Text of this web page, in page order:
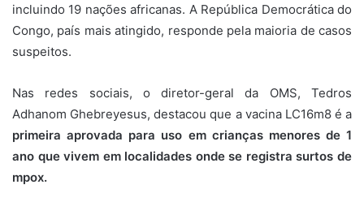
incluindo 19 nações africanas. A República Democrática do
Congo, país mais atingido, responde pela maioria de casos
suspeitos.
Nas redes sociais, o diretor-geral da OMS, Tedros
Adhanom Ghebreyesus, destacou que a vacina LC16m8 é a
primeira aprovada para uso em crianças menores de 1
ano que vivem em localidades onde se registra surtos de
mpox.